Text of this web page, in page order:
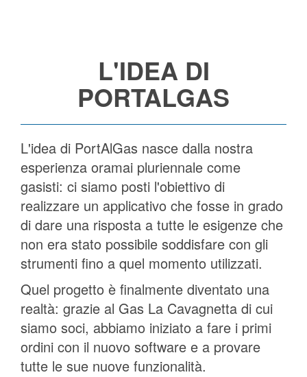
L'IDEA DI
PORTALGAS
L'idea di PortAlGas nasce dalla nostra
esperienza oramai pluriennale come
gasisti: ci siamo posti l'obiettivo di
realizzare un applicativo che fosse in grado
di dare una risposta a tutte le esigenze che
non era stato possibile soddisfare con gli
strumenti fino a quel momento utilizzati.
Quel progetto è finalmente diventato una
realtà: grazie al Gas La Cavagnetta di cui
siamo soci, abbiamo iniziato a fare i primi
ordini con il nuovo software e a provare
tutte le sue nuove funzionalità.